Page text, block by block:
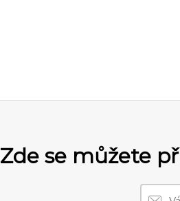
Zde se můžete